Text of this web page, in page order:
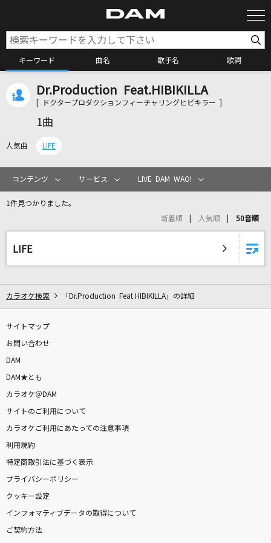
キーワード 曲名 歌手名 歌詞
カラオケ検索
カラオケリクエスト
indigo la End
メリミー!!
阿修羅ちゃん
Ado
小さな恋のうた
MONGOL800
夢のありか ～realize your dream～
Dr.Production Feat.HIBIKILLA
[ ドクタープロダクションフィーチャリングヒビキラー ]
1曲
人気曲 LIFE
コンテンツ サービス LIVE DAM WAO!
1件見つかりました。
新着順 人気順 50音順
LIFE
カラオケ検索 「Dr.Production Feat.HIBIKILLA」の詳細
サイトマップ
お問い合わせ
DAM
DAM★とも
カラオケ＠DAM
サイトのご利用について
カラオケご利用にあたっての注意事項
利用規約
特定商取引法に基づく表示
プライバシーポリシー
クッキー設定
インフォマティブデータの取得について
ご契約方法